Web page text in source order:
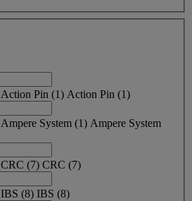
Action Pin (1) Action Pin (1)
Ampere System (1) Ampere System
CRC (7) CRC (7)
IBS (8) IBS (8)